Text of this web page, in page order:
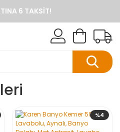
6 TAKSIT!
HAVALE İNDIRIMI
KARGO BEDAVA
ALIŞVERIŞ SITESI
%10 HAVALE INDIRIMI
%4